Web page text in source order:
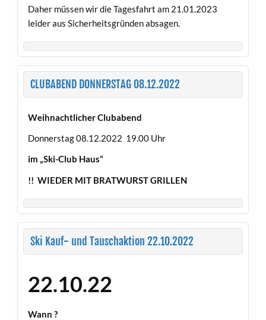
Daher müssen wir die Tagesfahrt am 21.01.2023
leider aus Sicherheitsgründen absagen.
CLUBABEND DONNERSTAG 08.12.2022
Weihnachtlicher Clubabend
Donnerstag 08.12.2022 19.00 Uhr
im „Ski-Club Haus“
!! WIEDER MIT BRATWURST GRILLEN
Ski Kauf- und Tauschaktion 22.10.2022
22.10.22
Wann ?